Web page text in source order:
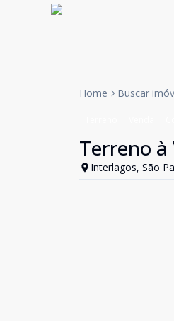
Home Buscar
Terreno
Interlagos, São